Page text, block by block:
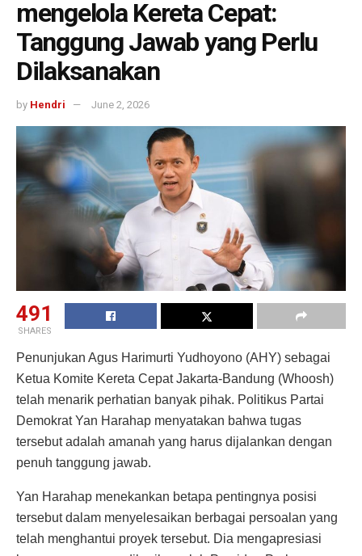
mengelola Kereta Cepat:
Tanggung Jawab yang Perlu
Dilaksanakan
by Hendri June 2, 2026
491
SHARES
Penunjukan Agus Harimurti Yudhoyono (AHY) sebagai
Ketua Komite Kereta Cepat Jakarta-Bandung (Whoosh)
telah menarik perhatian banyak pihak. Politikus Partai
Demokrat Yan Harahap menyatakan bahwa tugas
tersebut adalah amanah yang harus dijalankan dengan
penuh tanggung jawab.
Yan Harahap menekankan betapa pentingnya posisi
tersebut dalam menyelesaikan berbagai persoalan yang
telah menghantui proyek tersebut. Dia mengapresiasi